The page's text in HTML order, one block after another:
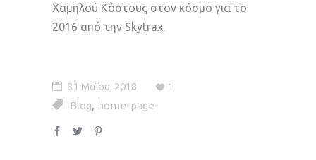
Χαμηλού Κόστους στον κόσμο για το
2016 από την Skytrax.
31 Μαΐου, 2018
1
Blog, home-page